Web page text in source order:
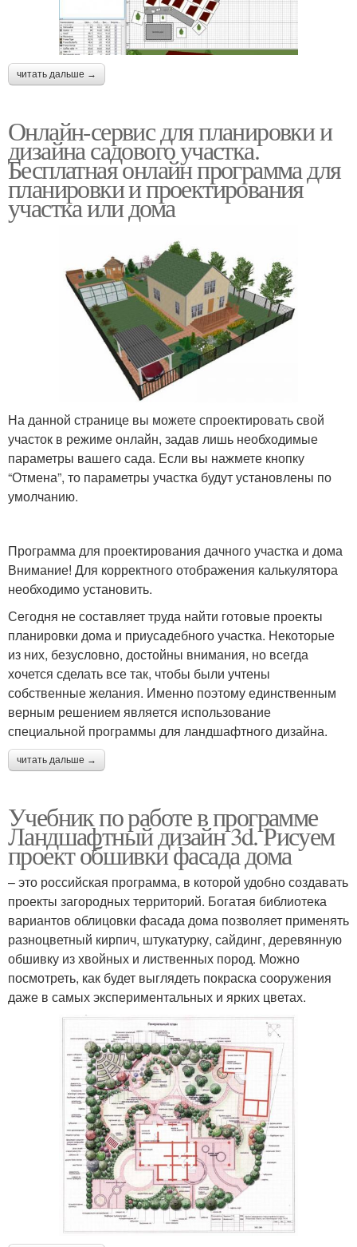
читать дальше →
Онлайн-сервис для планировки и
дизайна садового участка.
Бесплатная онлайн программа для
планировки и проектирования
участка или дома
На данной странице вы можете спроектировать свой
участок в режиме онлайн, задав лишь необходимые
параметры вашего сада. Если вы нажмете кнопку
“Отмена”, то параметры участка будут установлены по
умолчанию.
Программа для проектирования дачного участка и дома
Внимание! Для корректного отображения калькулятора
необходимо установить.
Сегодня не составляет труда найти готовые проекты
планировки дома и приусадебного участка. Некоторые
из них, безусловно, достойны внимания, но всегда
хочется сделать все так, чтобы были учтены
собственные желания. Именно поэтому единственным
верным решением является использование
специальной программы для ландшафтного дизайна.
читать дальше →
Учебник по работе в программе
Ландшафтный дизайн 3d. Рисуем
проект обшивки фасада дома
– это российская программа, в которой удобно создавать
проекты загородных территорий. Богатая библиотека
вариантов облицовки фасада дома позволяет применять
разноцветный кирпич, штукатурку, сайдинг, деревянную
обшивку из хвойных и лиственных пород. Можно
посмотреть, как будет выглядеть покраска сооружения
даже в самых экспериментальных и ярких цветах.